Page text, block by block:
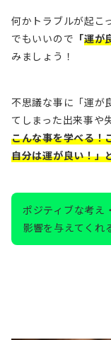
何かトラブルが起こ
でもいいので 「運が
みましょう！
不思議な事に「運が
てしまった出来事や
こんな事を学べる！
自分は運が良い！」
ポジティブな考え
影響を与えてくれ